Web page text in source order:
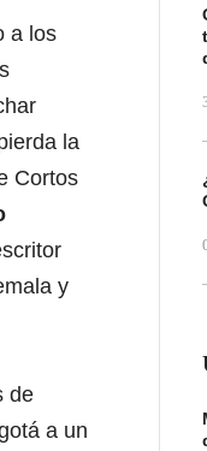
a los
la
Cortos
y
de
a un